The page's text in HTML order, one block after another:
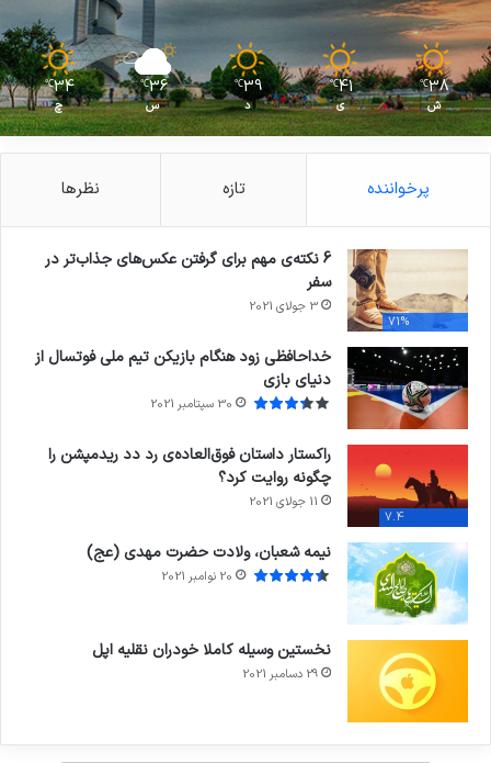
38
℃
ش
41
℃
ی
39
℃
د
36
℃
س
34
℃
چ
پرخواننده تازه نظرها
71%
6 نکته‌ی مهم برای گرفتن عکس‌های جذاب‌تر در
سفر
3 جولای 2021
خداحافظی زود هنگام بازیکن تیم ملی فوتسال از
دنیای بازی
30 سپتامبر 2021
7.4
راکستار داستان فوق‌العاده‌ی رد دد ریدمپشن را
چگونه روایت کرد؟
11 جولای 2021
نیمه شعبان، ولادت حضرت مهدی (عج)
20 نوامبر 2021
نخستین وسیله کاملا خودران نقلیه اپل
29 دسامبر 2021